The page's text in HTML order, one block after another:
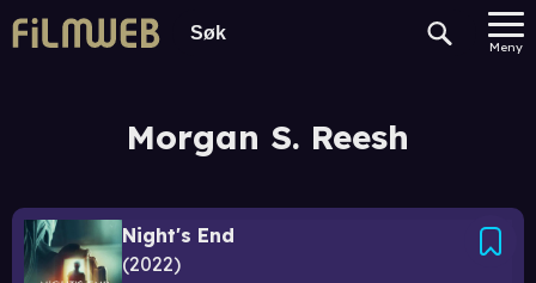
Meny
Morgan S. Reesh
Night's End
2022